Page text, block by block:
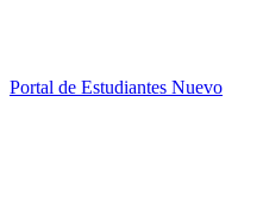
Portal de Estudiantes Nuevo